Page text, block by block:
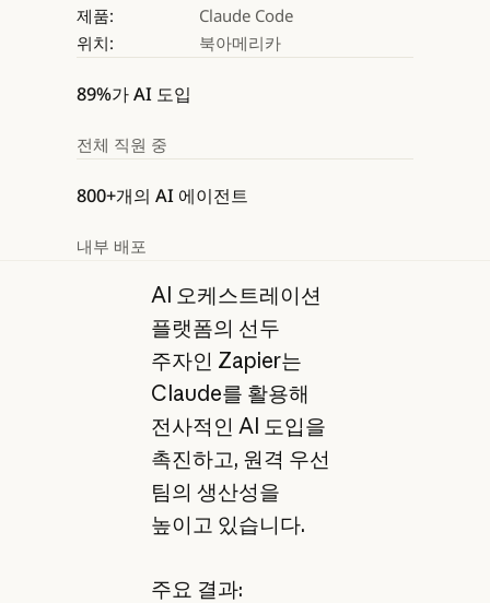
제품:
Claude Code
위치:
북아메리카
89%가 AI 도입
전체 직원 중
800+개의 AI 에이전트
내부 배포
AI 오케스트레이션
플랫폼의 선두
주자인 Zapier는
Claude를 활용해
전사적인 AI 도입을
촉진하고, 원격 우선
팀의 생산성을
높이고 있습니다.
주요 결과: